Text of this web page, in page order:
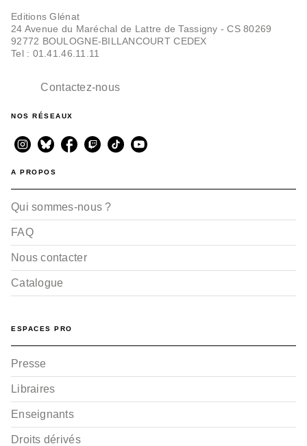
Editions Glénat
24 Avenue du Maréchal de Lattre de Tassigny - CS 80269
92772 BOULOGNE-BILLANCOURT CEDEX
Tel : 01.41.46.11.11
Contactez-nous
NOS RÉSEAUX
A PROPOS
Qui sommes-nous ?
FAQ
Nous contacter
Catalogue
ESPACES PRO
Presse
Libraires
Enseignants
Droits dérivés